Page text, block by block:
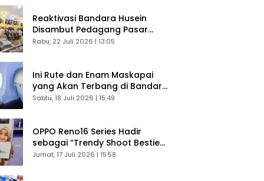
Reaktivasi Bandara Husein
Disambut Pedagang Pasar
Baru, Diyakini Bangkitkan
Rabu, 22 Juli 2026 | 13:05
Ini Rute dan Enam Maskapai
yang Akan Terbang di Bandara
Husein Sastranegara
Sabtu, 18 Juli 2026 | 15:49
OPPO Reno16 Series Hadir
sebagai “Trendy Shoot Bestie”,
Bikin Konten Kreator Makin
Jumat, 17 Juli 2026 | 15:58